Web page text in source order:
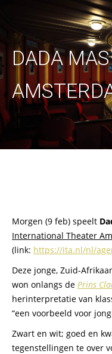
DADA
Morgen (9 feb) speelt
International Theater
(link: https://ita.nl/nl/
Deze jonge, Zuid-
won onlangs de Prins
herinterpretatie van
“een voorbeeld voor
Zwart en wit; goed en
tegenstellingen te over